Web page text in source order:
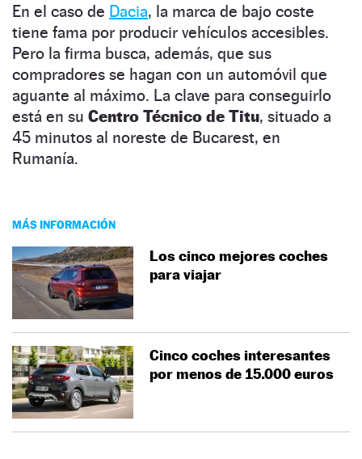
En el caso de Dacia, la marca de bajo coste
tiene fama por producir vehículos accesibles.
Pero la firma busca, además, que sus
compradores se hagan con un automóvil que
aguante al máximo. La clave para conseguirlo
está en su Centro Técnico de Titu, situado a
45 minutos al noreste de Bucarest, en
Rumanía.
MÁS INFORMACIÓN
Los cinco mejores coches
para viajar
Cinco coches interesantes
por menos de 15.000 euros